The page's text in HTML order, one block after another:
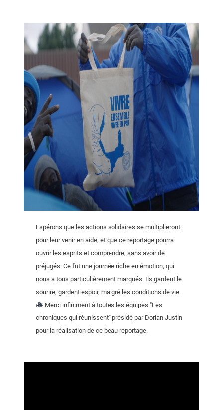
Espérons que les actions solidaires se multiplieront
pour leur venir en aide, et que ce reportage pourra
ouvrir les esprits et comprendre, sans avoir de
préjugés. Ce fut une journée riche en émotion, qui
nous a tous particulièrement marqués. Ils gardent le
sourire, gardent espoir, malgré les conditions de vie.
Merci infiniment à toutes les équipes "Les
chroniques qui réunissent" présidé par Dorian Justin
pour la réalisation de ce beau reportage.